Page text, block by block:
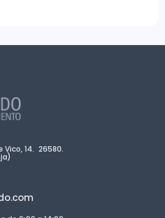
Vico, 14. 26580.